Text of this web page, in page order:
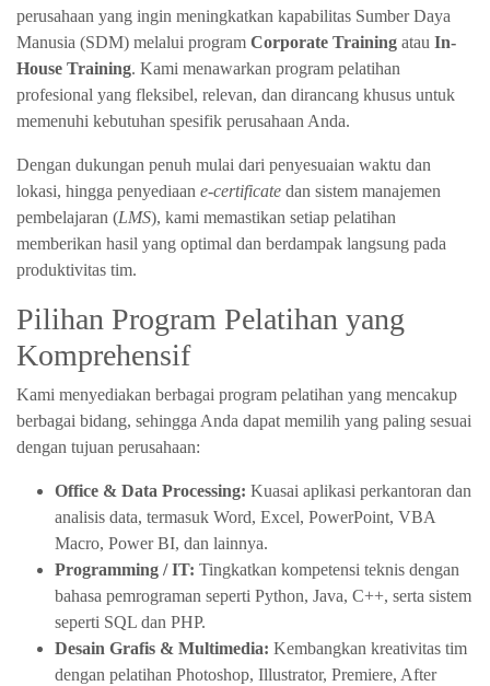
perusahaan yang ingin meningkatkan kapabilitas Sumber Daya
Manusia (SDM) melalui program Corporate Training atau In-
House Training. Kami menawarkan program pelatihan
profesional yang fleksibel, relevan, dan dirancang khusus untuk
memenuhi kebutuhan spesifik perusahaan Anda.
Dengan dukungan penuh mulai dari penyesuaian waktu dan
lokasi, hingga penyediaan e-certificate dan sistem manajemen
pembelajaran (LMS), kami memastikan setiap pelatihan
memberikan hasil yang optimal dan berdampak langsung pada
produktivitas tim.
Pilihan Program Pelatihan yang
Komprehensif
Kami menyediakan berbagai program pelatihan yang mencakup
berbagai bidang, sehingga Anda dapat memilih yang paling sesuai
dengan tujuan perusahaan:
Office & Data Processing: Kuasai aplikasi perkantoran dan
analisis data, termasuk Word, Excel, PowerPoint, VBA
Macro, Power BI, dan lainnya.
Programming / IT: Tingkatkan kompetensi teknis dengan
bahasa pemrograman seperti Python, Java, C++, serta sistem
seperti SQL dan PHP.
Desain Grafis & Multimedia: Kembangkan kreativitas tim
dengan pelatihan Photoshop, Illustrator, Premiere, After